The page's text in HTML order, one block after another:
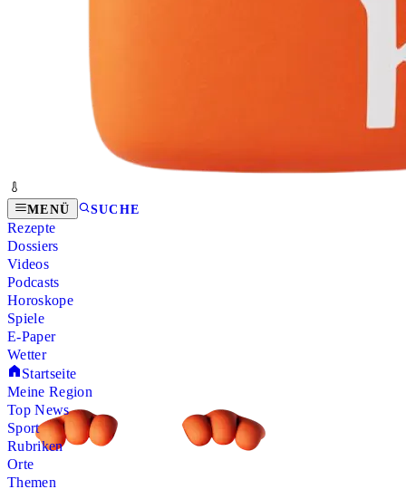
MENÜ SUCHE
Rezepte
Dossiers
Videos
Podcasts
Horoskope
Spiele
E-Paper
Wetter
Startseite
Meine Region
Top News
Sport
Rubriken
Orte
Themen